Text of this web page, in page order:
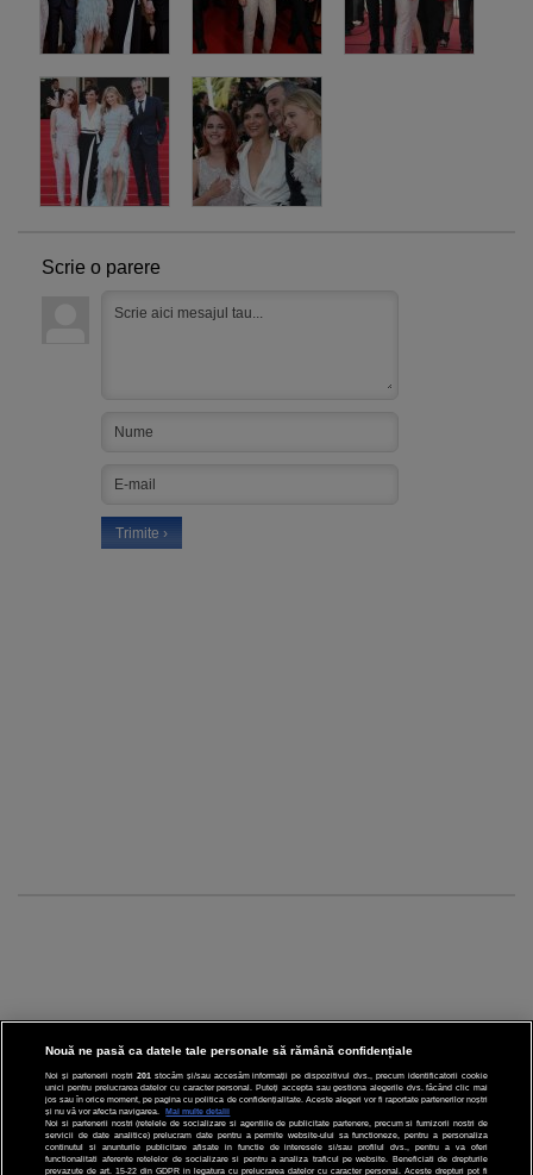
Scrie o parere
CINEMA
DIVERTISMENT
Nouă ne pasă ca datele tale personale să rămână confidențiale
Noi și partenerii noștri 201 stocăm și/sau accesăm informații pe dispozitivul dvs., precum identificatorii cookie
unici pentru prelucrarea datelor cu caracter personal. Puteți accepta sau gestiona alegerile dvs. făcând clic mai
jos sau în orice moment, pe pagina cu politica de confidențialitate. Aceste alegeri vor fi raportate partenerilor noștri
și nu vă vor afecta navigarea.
Mai multe detalii
Noi si partenerii nostri (retelele de socializare si agentiile de publicitate partenere, precum si furnizorii nostri de
servicii de date analitice) prelucram date pentru a permite website-ului sa functioneze, pentru a personaliza
continutul si anunturile publicitare afisate in functie de interesele si/sau profilul dvs., pentru a va oferi
functionalitati aferente retelelor de socializare si pentru a analiza traficul pe website. Beneficiati de drepturile
prevazute de art. 15-22 din GDPR in legatura cu prelucrarea datelor cu caracter personal. Aceste drepturi pot fi